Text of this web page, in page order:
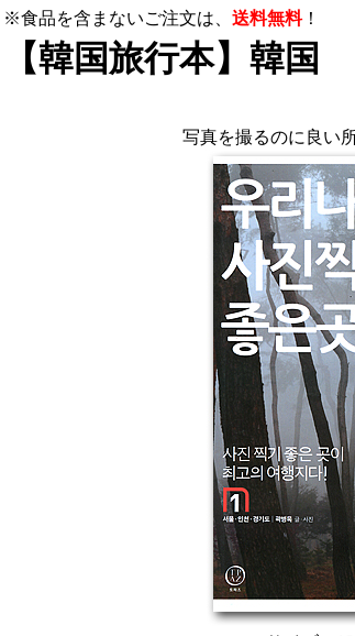
※食品を含まないご注文は、 送料無料！
【韓国旅行本】韓
写真を撮るのに良い